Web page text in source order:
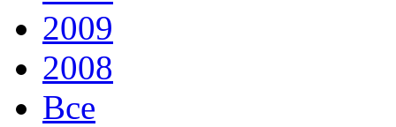
2009
2008
Все